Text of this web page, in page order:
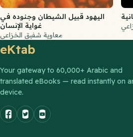
اليهود قبيل الشيطان وجنوده في
غواية الإنسان
معاوية شفيق الخزاعي
eKtab
Your gateway to 60,000+ Arabic and
translated eBooks — read instantly on
device.